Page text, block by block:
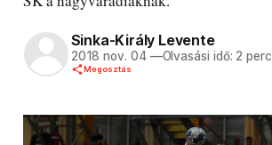
Sinka-Király Levente
2018 nov. 04 —Olvasási idő: 2 perc
Megosztás